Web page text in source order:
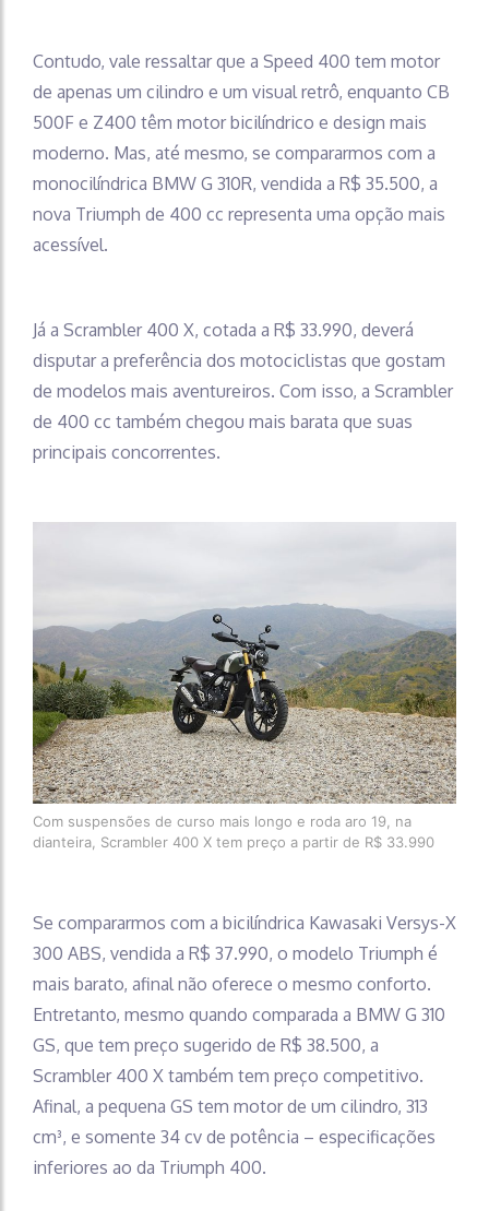
Contudo, vale ressaltar que a Speed 400 tem motor
de apenas um cilindro e um visual retrô, enquanto CB
500F e Z400 têm motor bicilíndrico e design mais
moderno. Mas, até mesmo, se compararmos com a
monocilíndrica BMW G 310R, vendida a R$ 35.500, a
nova Triumph de 400 cc representa uma opção mais
acessível.
Já a Scrambler 400 X, cotada a R$ 33.990, deverá
disputar a preferência dos motociclistas que gostam
de modelos mais aventureiros. Com isso, a Scrambler
de 400 cc também chegou mais barata que suas
principais concorrentes.
Com suspensões de curso mais longo e roda aro 19, na
dianteira, Scrambler 400 X tem preço a partir de R$ 33.990
Se compararmos com a bicilíndrica Kawasaki Versys-X
300 ABS, vendida a R$ 37.990, o modelo Triumph é
mais barato, afinal não oferece o mesmo conforto.
Entretanto, mesmo quando comparada a BMW G 310
GS, que tem preço sugerido de R$ 38.500, a
Scrambler 400 X também tem preço competitivo.
Afinal, a pequena GS tem motor de um cilindro, 313
cm³, e somente 34 cv de potência – especificações
inferiores ao da Triumph 400.